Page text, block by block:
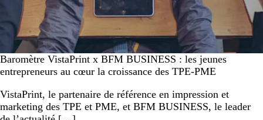
Baromètre VistaPrint x BFM BUSINESS : les jeunes
entrepreneurs au cœur la croissance des TPE-PME
VistaPrint, le partenaire de référence en impression et
marketing des TPE et PME, et BFM BUSINESS, le leader